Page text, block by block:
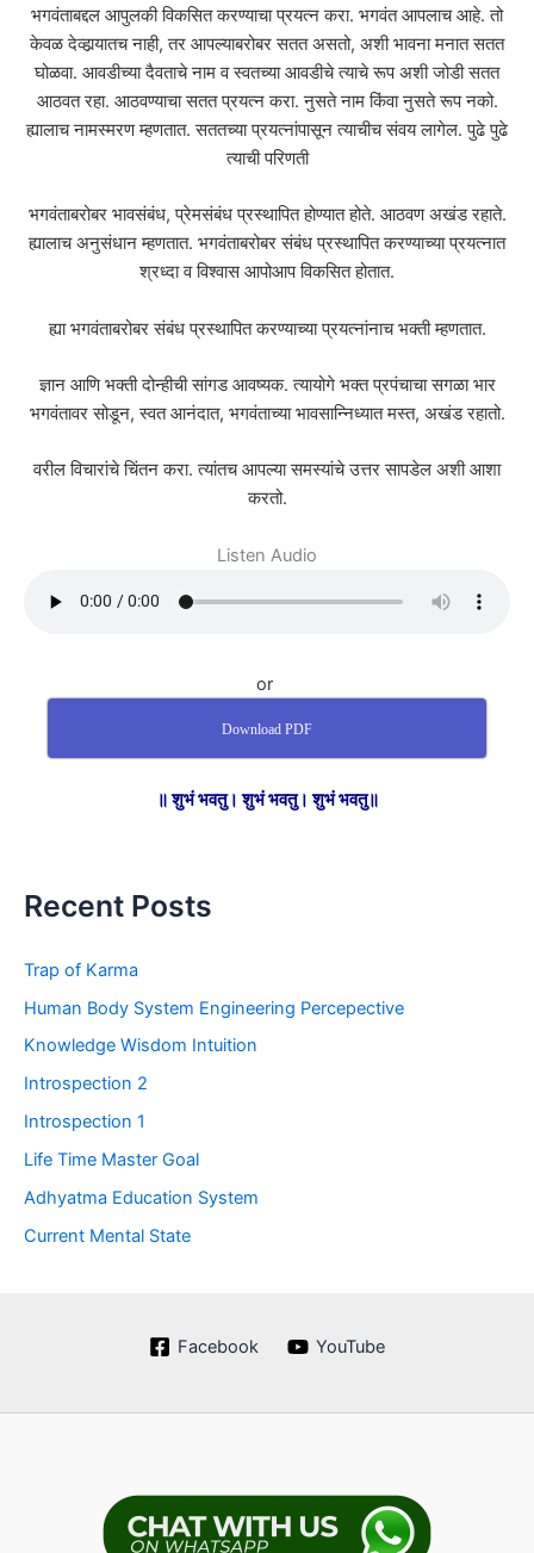
भगवंताबद्दल आपुलकी विकसित करण्याचा प्रयत्न करा. भगवंत आपलाच आहे. तो
केवळ देव्हार्‍यातच नाही, तर आपल्याबरोबर सतत असतो, अशी भावना मनात सतत
घोळवा. आवडीच्या दैवताचे नाम व स्वतच्या आवडीचे त्याचे रूप अशी जोडी सतत
आठवत रहा. आठवण्याचा सतत प्रयत्न करा. नुसते नाम किंवा नुसते रूप नको.
ह्यालाच नामस्मरण म्हणतात. सततच्या प्रयत्नांपासून त्याचीच संवय लागेल. पुढे पुढे
त्याची परिणती
भगवंताबरोबर भावसंबंध, प्रेमसंबंध प्रस्थापित होण्यात होते. आठवण अखंड रहाते.
ह्यालाच अनुसंधान म्हणतात. भगवंताबरोबर संबंध प्रस्थापित करण्याच्या प्रयत्नात
श्रध्दा व विश्वास आपोआप विकसित होतात.
ह्या भगवंताबरोबर संबंध प्रस्थापित करण्याच्या प्रयत्नांनाच भक्ती म्हणतात.
ज्ञान आणि भक्ती दोन्हीची सांगड आवष्यक. त्यायोगे भक्त प्रपंचाचा सगळा भार
भगवंतावर सोडून, स्वत आनंदात, भगवंताच्या भावसान्निध्यात मस्त, अखंड रहातो.
वरील विचारांचे चिंतन करा. त्यांतच आपल्या समस्यांचे उत्तर सापडेल अशी आशा
करतो.
Listen Audio
or
Download PDF
॥ शुभं भवतु। शुभं भवतु। शुभं भवतु॥
Recent Posts
Trap of Karma
Human Body System Engineering Percepective
Knowledge Wisdom Intuition
Introspection 2
Introspection 1
Life Time Master Goal
Adhyatma Education System
Current Mental State
Facebook YouTube